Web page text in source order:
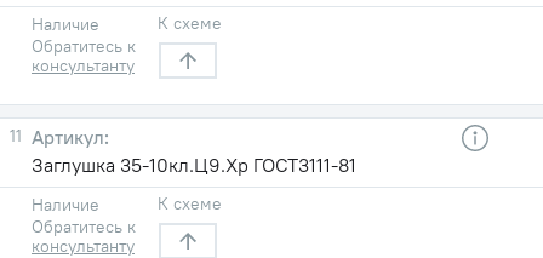
Наличие
Обратитесь к
консультанту
К схеме
11
Заглушка 35-10кл.Ц9.Хр ГОСТ3111-81
Наличие
Обратитесь к
консультанту
К схеме